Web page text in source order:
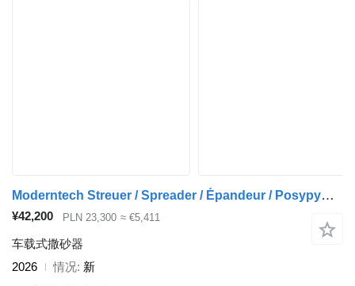
Moderntech Streuer / Spreader / Épandeur / Posypywarka 2 m
¥42,200 PLN 23,300 ≈ €5,411
车载式撒砂器
2026
情况 新